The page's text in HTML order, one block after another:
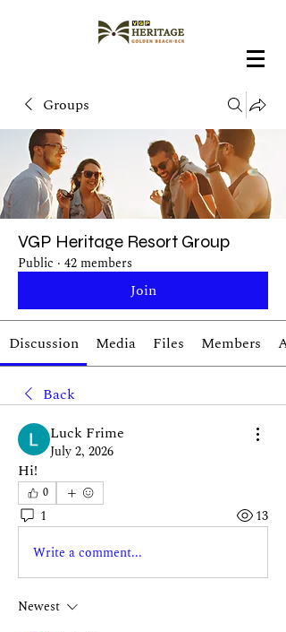
Groups
VGP Heritage Resort Group
Public · 42 members
Join
Discussion Media Files Members
Back
Luck Frime
July 2, 2026
Hi!
0
1
13
Write a comment...
Newest